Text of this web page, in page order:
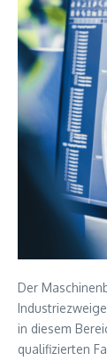
Der
in diesem
qualifizierten